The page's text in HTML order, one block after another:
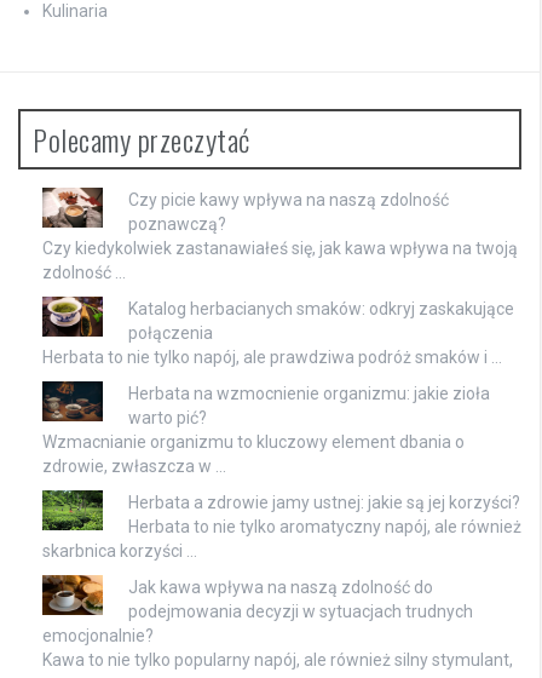
Kulinaria
Polecamy przeczytać
Czy picie kawy wpływa na naszą zdolność
poznawczą?
Czy kiedykolwiek zastanawiałeś się, jak kawa wpływa na twoją
zdolność …
Katalog herbacianych smaków: odkryj zaskakujące
połączenia
Herbata to nie tylko napój, ale prawdziwa podróż smaków i …
Herbata na wzmocnienie organizmu: jakie zioła
warto pić?
Wzmacnianie organizmu to kluczowy element dbania o
zdrowie, zwłaszcza w …
Herbata a zdrowie jamy ustnej: jakie są jej korzyści?
Herbata to nie tylko aromatyczny napój, ale również
skarbnica korzyści …
Jak kawa wpływa na naszą zdolność do
podejmowania decyzji w sytuacjach trudnych
emocjonalnie?
Kawa to nie tylko popularny napój, ale również silny stymulant,